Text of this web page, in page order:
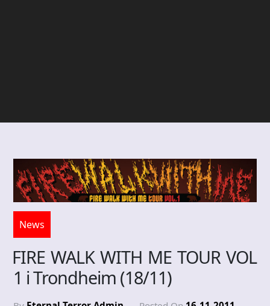
News
FIRE WALK WITH ME TOUR VOL
1 i Trondheim (18/11)